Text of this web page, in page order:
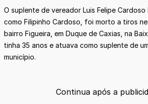
O suplente de vereador Luis Felipe
como Filipinho Cardoso, foi morto a tiros
bairro Figueira, em Duque de Caxias, na
tinha 35 anos e atuava como suplente de
município.
Continua após a